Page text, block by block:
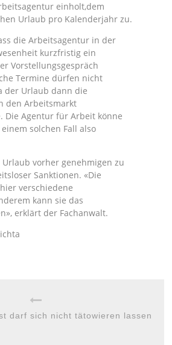
einholt,dem
Urlaub pro Kalenderjahr zu.
die Arbeitsagentur in der
kurzfristig ein
Vorstellungsgespräch
Termine dürfen nicht
der Urlaub dann die
den Arbeitsmarkt
Die Agentur für Arbeit könne
solchen Fall also
vorher genehmigen zu
Sanktionen. «Die
verschiedene
kann sie das
erklärt der Fachanwalt.
darf sich nicht tätowieren lassen